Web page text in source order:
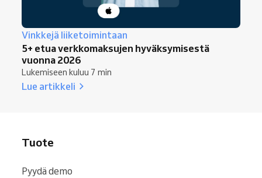
Vinkkejä liiketoimintaan
5+ etua verkkomaksujen hyväksymisestä
vuonna 2026
Lukemiseen kuluu 7 min
Lue artikkeli
Tuote
Pyydä demo